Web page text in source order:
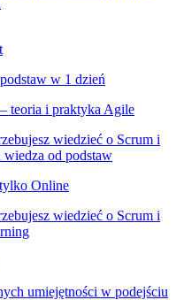
w 1 dzień
teoria i praktyka Agile
wiedzieć o Scrum i
od podstaw
Online
wiedzieć o Scrum i
umiejętności w podejściu